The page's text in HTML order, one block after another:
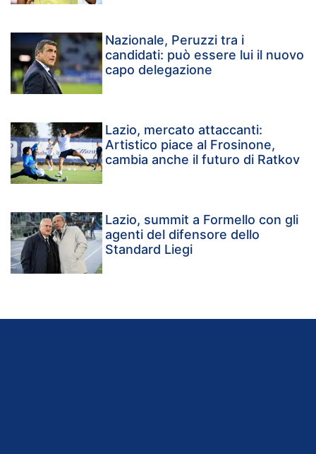
Nazionale, Peruzzi tra i
candidati: può essere lui il nuovo
capo delegazione
Lazio, mercato attaccanti:
Artistico piace al Frosinone,
cambia anche il futuro di Ratkov
Lazio, summit a Formello con gli
agenti del difensore dello
Standard Liegi